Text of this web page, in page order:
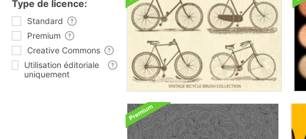
Type de licence:
Standard
Premium
Creative Commons
Utilisation éditoriale
uniquement